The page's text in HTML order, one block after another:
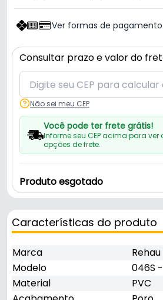
Ver formas de pagamento
Consultar prazo e valor do
Não sei meu CEP
Você pode ter frete grátis!
Informe seu CEP acima para ver
opções de frete.
Produto esgotado
Características do produto
Marca
Rehau
Modelo
046S
Material
PVC